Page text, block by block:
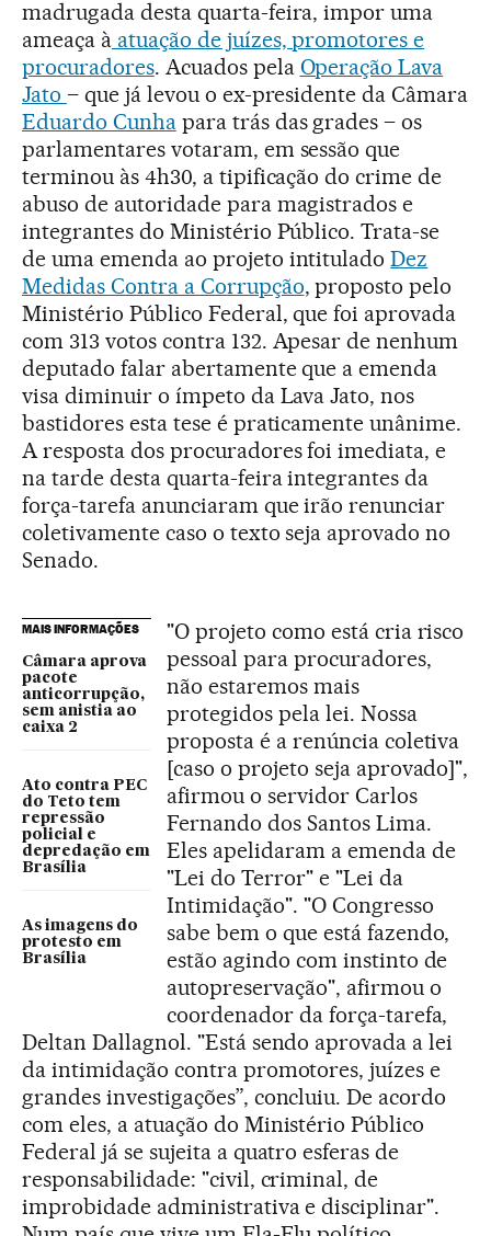
madrugada desta quarta-feira, impor uma
ameaça àatuação de juízes, promotores e
procuradores. Acuados pela Operação Lava
Jato – que já levou o ex-presidente da Câmara
Eduardo Cunhapara trás das grades – os
parlamentares votaram, em sessão que
terminou às 4h30, a tipificação do crime de
abuso de autoridade para magistrados e
integrantes do Ministério Público. Trata-se
de uma emenda ao projeto intituladoDez
Medidas Contra a Corrupção, proposto pelo
Ministério Público Federal, que foi aprovada
com 313 votos contra 132. Apesar de nenhum
deputado falar abertamente que a emenda
visa diminuir o ímpeto da Lava Jato, nos
bastidores esta tese é praticamente unânime.
A resposta dos procuradores foi imediata, e
na tarde desta quarta-feira integrantes da
força-tarefa anunciaram que irão renunciar
coletivamente caso o texto seja aprovado no
Senado.
MAIS INFORMAÇÕES
Câmara aprova
pacote
anticorrupção,
sem anistia ao
caixa 2
Ato contra PEC
do Teto tem
repressão
policial e
depredação em
Brasília
As imagens do
protesto em
Brasília
"O projeto como está cria risco
pessoal para procuradores,
não estaremos mais
protegidos pela lei. Nossa
proposta é a renúncia coletiva
[caso o projeto seja aprovado]",
afirmou o servidor Carlos
Fernando dos Santos Lima.
Eles apelidaram a emenda de
"Lei do Terror" e "Lei da
Intimidação". "O Congresso
sabe bem o que está fazendo,
estão agindo com instinto de
autopreservação", afirmou o
coordenador da força-tarefa,
Deltan Dallagnol. "Está sendo aprovada a lei
da intimidação contra promotores, juízes e
grandes investigações”, concluiu. De acordo
com eles, a atuação do Ministério Público
Federal já se sujeita a quatro esferas de
responsabilidade: "civil, criminal, de
improbidade administrativa e disciplinar".